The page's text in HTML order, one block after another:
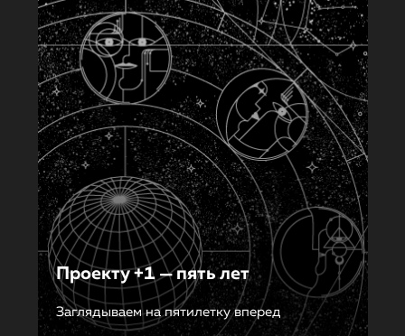
Проекту +1 — пять лет
Заглядываем на пятилетку вперед